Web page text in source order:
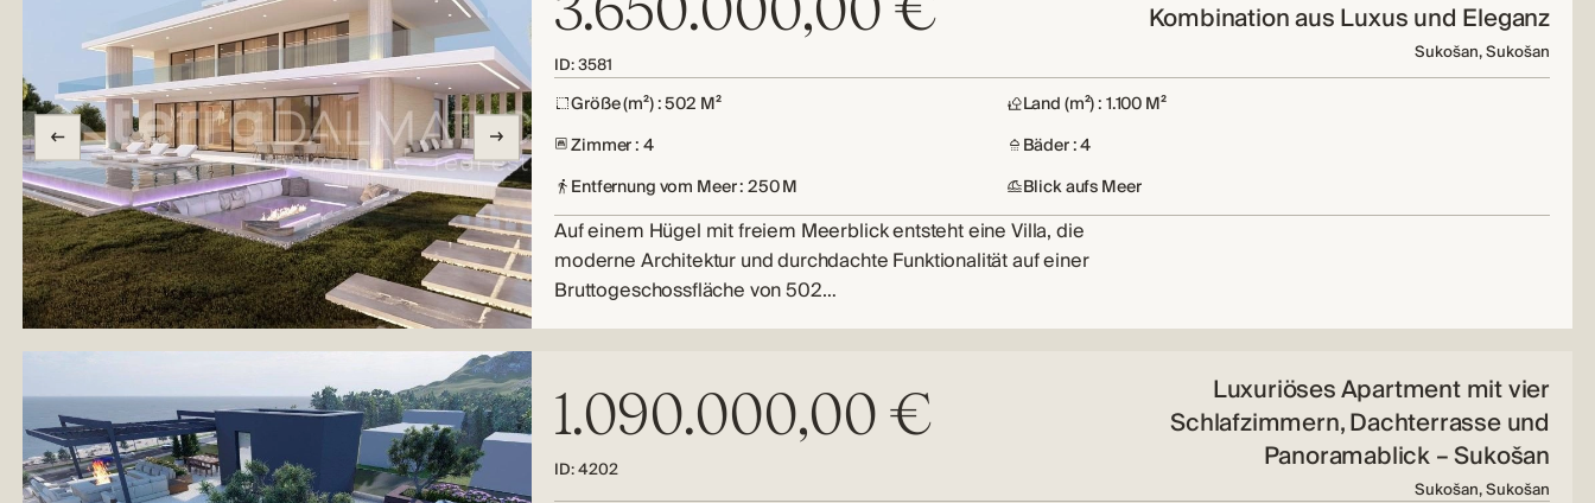
ID: 3581
Kombination aus Luxus und Eleganz
Sukošan, Sukošan
Größe (m²) : 502 M²
Land (m²) : 1.100 M²
Zimmer : 4
Bäder : 4
Entfernung vom Meer : 250 M
Blick aufs Meer
Auf einem Hügel mit freiem Meerblick entsteht eine Villa, die
moderne Architektur und durchdachte Funktionalität auf einer
Bruttogeschossfläche von 502…
1.090.000,00 €
ID: 4202
Luxuriöses Apartment mit vier
Schlafzimmern, Dachterrasse und
Panoramablick – Sukošan
Sukošan, Sukošan